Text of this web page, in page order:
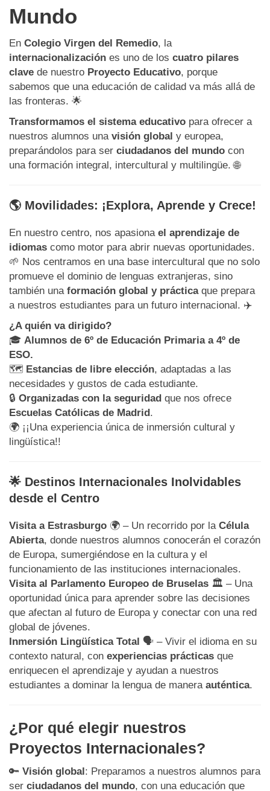
Mundo
En Colegio Virgen del Remedio, la
internacionalización es uno de los cuatro pilares
clave de nuestro Proyecto Educativo, porque
sabemos que una educación de calidad va más allá de
las fronteras. 🌟
Transformamos el sistema educativo para ofrecer a
nuestros alumnos una visión global y europea,
preparándolos para ser ciudadanos del mundo con
una formación integral, intercultural y multilingüe. 🌐
🌎 Movilidades: ¡Explora, Aprende y Crece!
En nuestro centro, nos apasiona el aprendizaje de
idiomas como motor para abrir nuevas oportunidades.
🌱 Nos centramos en una base intercultural que no solo
promueve el dominio de lenguas extranjeras, sino
también una formación global y prácticaque prepara
a nuestros estudiantes para un futuro internacional. ✈️
¿A quién va dirigido?
🎓 Alumnos de 6º de Educación Primaria a 4º de
ESO.
🗺️ Estancias de libre elección, adaptadas a las
necesidades y gustos de cada estudiante.
🔒 Organizadas con la seguridad que nos ofrece
Escuelas Católicas de Madrid.
🌍 ¡¡Una experiencia única de inmersión cultural y
lingüística!!
🌟 Destinos Internacionales Inolvidables
desde el Centro
Visita a Estrasburgo 🌍 – Un recorrido por la Célula
Abierta, donde nuestros alumnos conocerán el corazón
de Europa, sumergiéndose en la cultura y el
funcionamiento de las instituciones internacionales.
Visita al Parlamento Europeo de Bruselas 🏛️ – Una
oportunidad única para aprender sobre las decisiones
que afectan al futuro de Europa y conectar con una red
global de jóvenes.
Inmersión Lingüística Total 🗣️ – Vivir el idioma en su
contexto natural, con experiencias prácticas que
enriquecen el aprendizaje y ayudan a nuestros
estudiantes a dominar la lengua de manera auténtica.
¿Por qué elegir nuestros
Proyectos Internacionales?
🔑 Visión global: Preparamos a nuestros alumnos para
ser ciudadanos del mundo, con una educación que